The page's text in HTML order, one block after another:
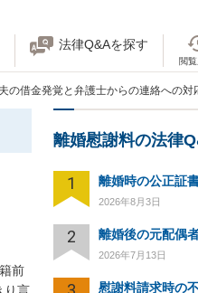
法律Q&Aを探す
閲
の借金発覚と弁護士からの連絡への対
前
離婚慰謝料の法律
1 離婚時の公正証
2026年8月3日
2
2026年7月13日